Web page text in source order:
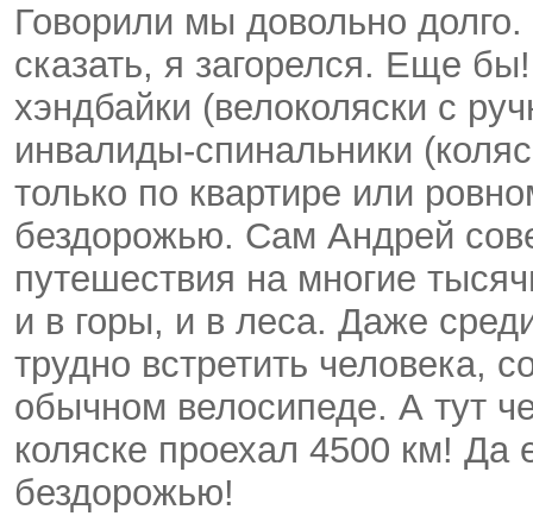
Говорили мы довольно
сказать, я загорелся. Еще
хэндбайки (велоколяски с
инвалиды-спинальники
только по квартире или
бездорожью. Сам Андрей
путешествия на многие
и в горы, и в леса. Даже
трудно встретить человека,
обычном велосипеде. А тут
коляске проехал 4500 км! Да
бездорожью!